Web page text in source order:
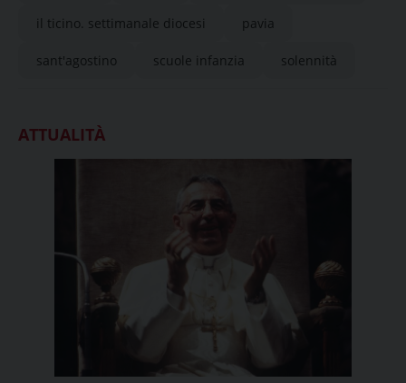
il ticino. settimanale diocesi pavia
sant'agostino scuole infanzia solennità
ATTUALITÀ